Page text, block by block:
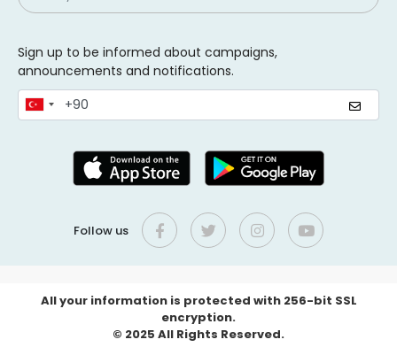
Sign up to be informed about campaigns,
announcements and notifications.
Follow us
All your information is protected with 256-bit SSL
encryption.
© 2025 All Rights Reserved.